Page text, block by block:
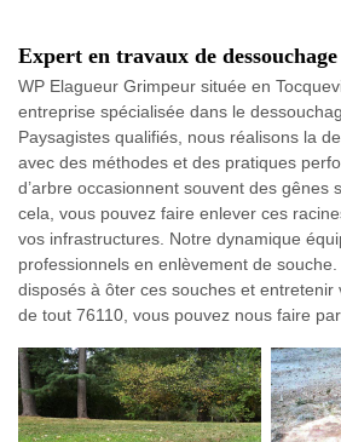
Expert en travaux de
WP Elagueur Grimpeur située en
entreprise spécialisée dans le
Paysagistes qualifiés, nous réalisons la
avec des méthodes et des pratiques
d’arbre occasionnent souvent des gênes
cela, vous pouvez faire enlever ces
vos infrastructures. Notre dynamique
professionnels en enlèvement de
disposés à ôter ces souches et entretenir
de tout 76110, vous pouvez nous faire